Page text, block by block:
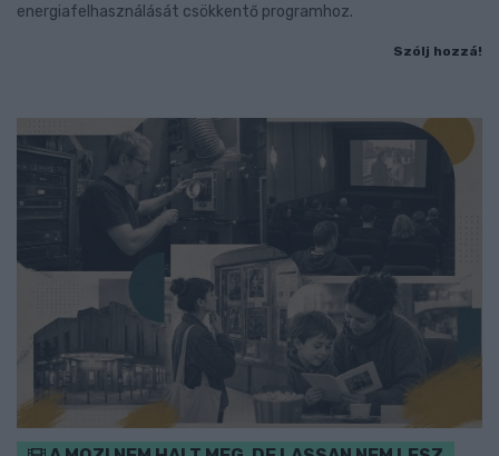
energiafelhasználását csökkentő programhoz.
Szólj hozzá!